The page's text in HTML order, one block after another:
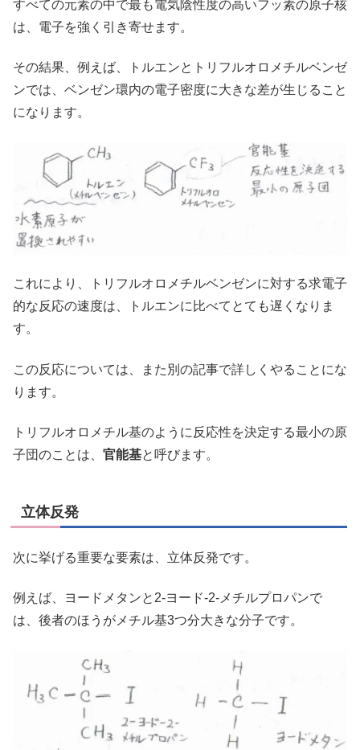
すべての元素の中で最も電気陰性度の高いフッ素の原子核
は、電子を強く引き寄せます。
その結果、例えば、トルエンとトリフルオロメチルベンゼ
ンでは、ベンゼン環内の電子密度に大きな差が生じること
になります。
これにより、トリフルオロメチルベンゼンに対する求電子
的な反応の速度は、トルエンに比べてとても遅くなりま
す。
この反応については、また別の記事で詳しくやることにな
ります。
トリフルオロメチル基のように反応性を決定する最小の原
子団のことは、 官能基と呼びます。
立体反発
次に挙げる重要な要素は、立体反発です。
例えば、ヨードメタンと2-ヨード-2-メチルプロパンで
は、後者のほうがメチル基3つ分大きな分子です。